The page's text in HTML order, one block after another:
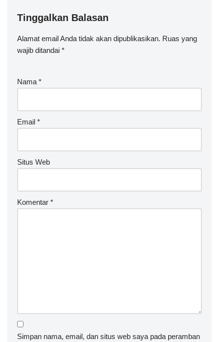
Tinggalkan Balasan
Alamat email Anda tidak akan dipublikasikan. Ruas yang
wajib ditandai *
Nama *
Email *
Situs Web
Komentar *
Simpan nama, email, dan situs web saya pada peramban